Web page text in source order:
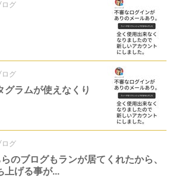
ログ
ログ
グラムが使えなくり
ログ
のブログもランが居てくれたから、
上げる事が...